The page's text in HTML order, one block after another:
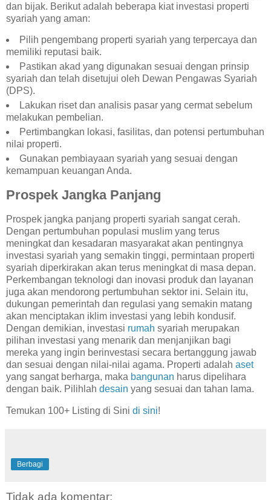
dan bijak. Berikut adalah beberapa kiat investasi properti
syariah yang aman:
Pilih pengembang properti syariah yang terpercaya dan
memiliki reputasi baik.
Pastikan akad yang digunakan sesuai dengan prinsip
syariah dan telah disetujui oleh Dewan Pengawas Syariah
(DPS).
Lakukan riset dan analisis pasar yang cermat sebelum
melakukan pembelian.
Pertimbangkan lokasi, fasilitas, dan potensi pertumbuhan
nilai properti.
Gunakan pembiayaan syariah yang sesuai dengan
kemampuan keuangan Anda.
Prospek Jangka Panjang
Prospek jangka panjang properti syariah sangat cerah.
Dengan pertumbuhan populasi muslim yang terus
meningkat dan kesadaran masyarakat akan pentingnya
investasi syariah yang semakin tinggi, permintaan properti
syariah diperkirakan akan terus meningkat di masa depan.
Perkembangan teknologi dan inovasi produk dan layanan
juga akan mendorong pertumbuhan sektor ini. Selain itu,
dukungan pemerintah dan regulasi yang semakin matang
akan menciptakan iklim investasi yang lebih kondusif.
Dengan demikian, investasi rumah syariah merupakan
pilihan investasi yang menarik dan menjanjikan bagi
mereka yang ingin berinvestasi secara bertanggung jawab
dan sesuai dengan nilai-nilai agama. Properti adalah aset
yang sangat berharga, maka bangunan harus dipelihara
dengan baik. Pilihlah desain yang sesuai dan tahan lama.
Temukan 100+ Listing di Sini di sini!
Berbagi
Tidak ada komentar: